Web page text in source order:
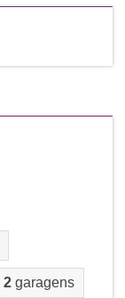
2garagens